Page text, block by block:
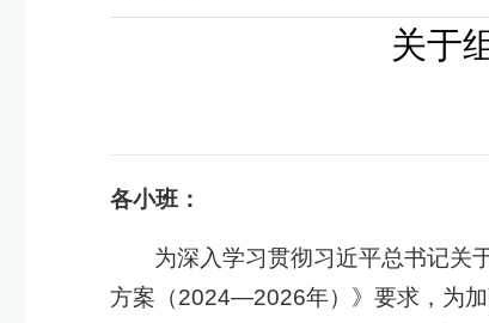
关于
各小班：
为深入学习贯彻习近平总书记关
方案（2024—2026年）》要求，为